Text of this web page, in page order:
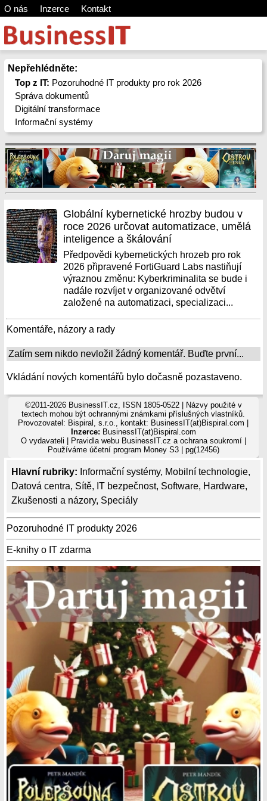
O nás Inzerce Kontakt
Nepřehlédněte:
Top z IT: Pozoruhodné IT produkty pro rok 2026
Správa dokumentů
Digitální transformace
Informační systémy
Hlavní rubriky: Informační systémy, Mobilní technologie,
Datová centra, Sítě, IT bezpečnost, Software, Hardware,
Zkušenosti a názory, Speciály
Pozoruhodné IT produkty 2026
E-knihy o IT zdarma
Globální kybernetické hrozby budou v
roce 2026 určovat automatizace, umělá
inteligence a škálování
Předpovědi kybernetických hrozeb pro rok
2026 připravené FortiGuard Labs nastiňují
výraznou změnu: Kyberkriminalita se bude i
nadále rozvíjet v organizované odvětví
založené na automatizaci, specializaci...
Komentáře, názory a rady
Zatím sem nikdo nevložil žádný komentář. Buďte první...
Vkládání nových komentářů bylo dočasně pozastaveno.
©2011-2026 BusinessIT.cz, ISSN 1805-0522 | Názvy použité v
textech mohou být ochrannými známkami příslušných vlastníků.
Provozovatel: Bispiral, s.r.o., kontakt: BusinessIT(at)Bispiral.com |
Inzerce: BusinessIT(at)Bispiral.com
O vydavateli
Pravidla webu BusinessIT.cz a ochrana soukromí|
Používáme účetní program Money S3| pg(12456)